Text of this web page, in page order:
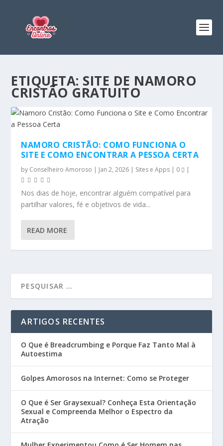
ETIQUETA: SITE DE NAMORO
CRISTÃO GRATUITO
NAMORO CRISTÃO: COMO FUNCIONA O
SITE E COMO ENCONTRAR A PESSOA CERTA
by Conselheiro Amoroso | Jan 2, 2026 | Sites e Apps | 0 |
Nos dias de hoje, encontrar alguém compatível para
partilhar valores, fé e objetivos de vida...
READ MORE
ARTIGOS RECENTES
O Que é Breadcrumbing e Porque Faz Tanto Mal à
Autoestima
Golpes Amorosos na Internet: Como se Proteger
O Que é Ser Graysexual? Conheça Esta Orientação
Sexual e Compreenda Melhor o Espectro da
Atração